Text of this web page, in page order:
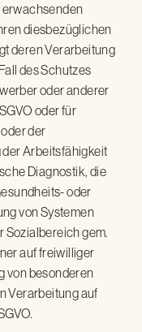
diesbezüglichen
deren Verarbeitung
des Schutzes
oder anderer
oder für
der
Arbeitsfähigkeit
Diagnostik, die
oder
von Systemen
Sozialbereich gem.
auf freiwilliger
von besonderen
Verarbeitung auf